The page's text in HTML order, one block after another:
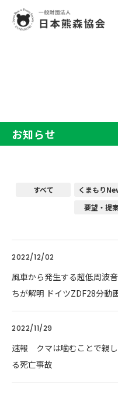
お知らせ
すべて くまもり
要望・提
2022/12/02
風車から発生する超低周波
ちが解明 ドイツZDF28分動
2022/11/29
速報 クマは噛むことで親
る死亡事故